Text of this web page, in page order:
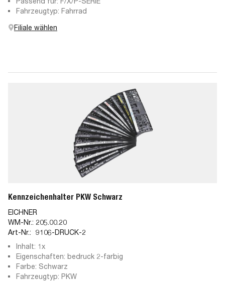
Fahrzeugtyp: Fahrrad
Filiale wählen
Kennzeichenhalter PKW Schwarz
EICHNER
WM-Nr.: 205.00.20
Art-Nr.: 9106-DRUCK-2
Inhalt: 1x
Eigenschaften: bedruck 2-farbig
Farbe: Schwarz
Fahrzeugtyp: PKW